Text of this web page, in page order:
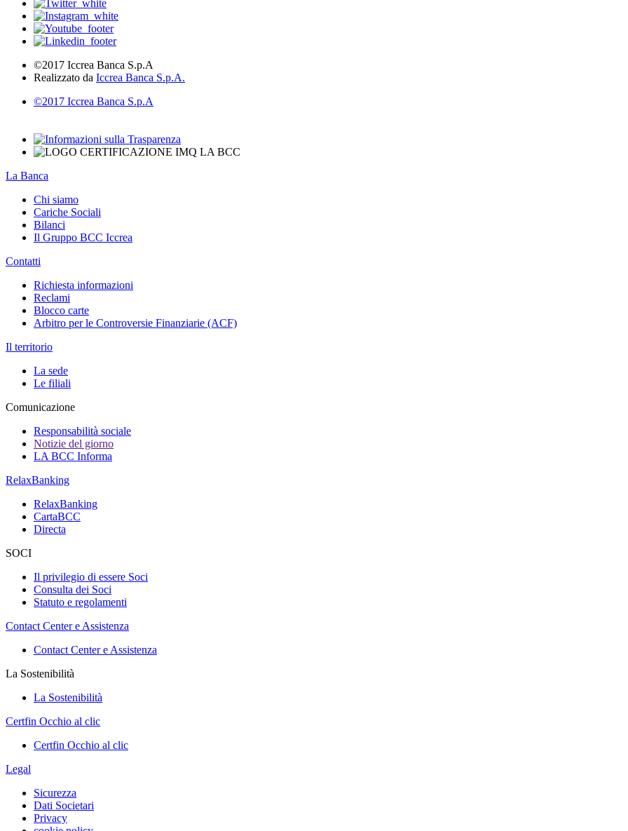
©2017 Iccrea Banca S.p.A
Realizzato da Iccrea Banca S.p.A.
©2017 Iccrea Banca S.p.A
La Banca
Chi siamo
Cariche Sociali
Bilanci
Il Gruppo BCC Iccrea
Contatti
Richiesta informazioni
Reclami
Blocco carte
Arbitro per le Controversie Finanziarie (ACF)
Il territorio
La sede
Le filiali
Comunicazione
Responsabilità sociale
Notizie del giorno
LA BCC Informa
RelaxBanking
RelaxBanking
CartaBCC
Directa
SOCI
Il privilegio di essere Soci
Consulta dei Soci
Statuto e regolamenti
Contact Center e Assistenza
Contact Center e Assistenza
La Sostenibilità
La Sostenibilità
Certfin Occhio al clic
Certfin Occhio al clic
Legal
Sicurezza
Dati Societari
Privacy